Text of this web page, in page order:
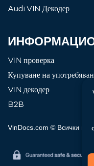
Audi VIN Декодер
VIN проверка
Купуване на
VIN декодер
B2B
VinDocs.com © Всички